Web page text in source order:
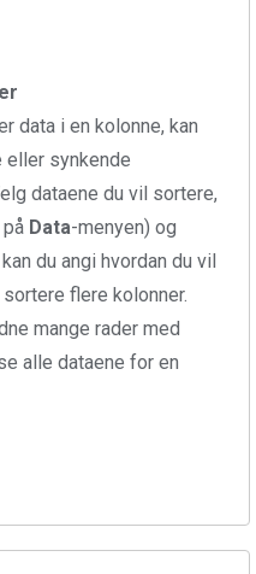
data i en kolonne, kan
eller synkende
dataene du vil sortere,
Data-menyen) og
du angi hvordan du vil
flere kolonner.
mange rader med
alle dataene for en